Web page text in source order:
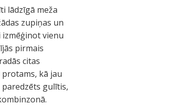
lādzīgā meža
zupiņas un
izmēģinot vienu
pirmais
citas
kā jau
paredzēts gulītis,